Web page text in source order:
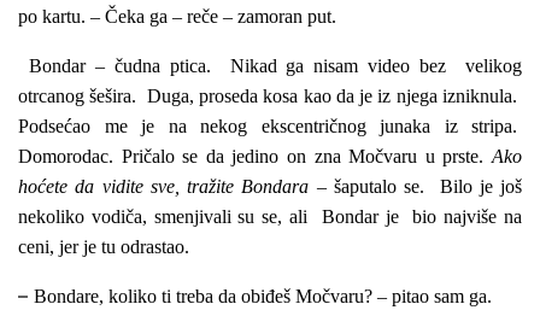
po kartu. – Čeka ga – reče – zamoran put.
Bondar – čudna ptica. Nikad ga nisam video bez velikog
otrcanog šešira. Duga, proseda kosa kao da je iz njega izniknula.
Podsećao me je na nekog ekscentričnog junaka iz stripa.
Domorodac. Pričalo se da jedino on zna Močvaru u prste. Ako
hoćete da vidite sve, tražite Bondara – šaputalo se. Bilo je još
nekoliko vodiča, smenjivali su se, ali Bondar je bio najviše na
ceni, jer je tu odrastao.
– Bondare, koliko ti treba da obiđeš Močvaru? – pitao sam ga.